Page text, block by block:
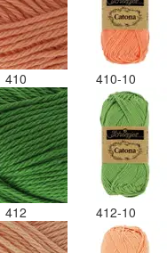
410 410-10
412 412-10